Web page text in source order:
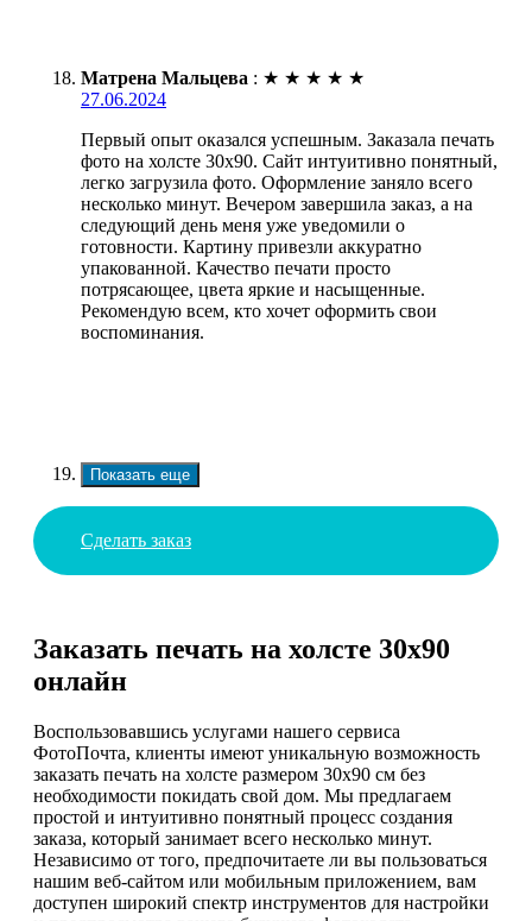
Матрена Мальцева : ★ ★ ★ ★ ★
27.06.2024
Первый опыт оказался успешным. Заказала печать
фото на холсте 30х90. Сайт интуитивно понятный,
легко загрузила фото. Оформление заняло всего
несколько минут. Вечером завершила заказ, а на
следующий день меня уже уведомили о
готовности. Картину привезли аккуратно
упакованной. Качество печати просто
потрясающее, цвета яркие и насыщенные.
Рекомендую всем, кто хочет оформить свои
воспоминания.
Показать еще
Сделать заказ
Заказать печать на холсте 30х90
онлайн
Воспользовавшись услугами нашего сервиса
ФотоПочта, клиенты имеют уникальную возможность
заказать печать на холсте размером 30х90 см без
необходимости покидать свой дом. Мы предлагаем
простой и интуитивно понятный процесс создания
заказа, который занимает всего несколько минут.
Независимо от того, предпочитаете ли вы пользоваться
нашим веб-сайтом или мобильным приложением, вам
доступен широкий спектр инструментов для настройки